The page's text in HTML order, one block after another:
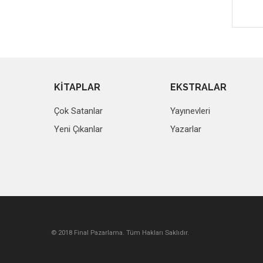
KİTAPLAR
Çok Satanlar
Yeni Çıkanlar
EKSTRALAR
Yayınevleri
Yazarlar
© 2018 Final Pazarlama. Tüm Hakları Saklıdır.